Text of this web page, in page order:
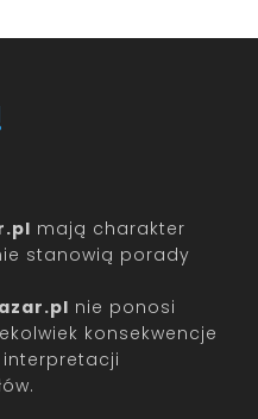
mają charakter
stanowią porady
nie ponosi
konsekwencje
interpretacji